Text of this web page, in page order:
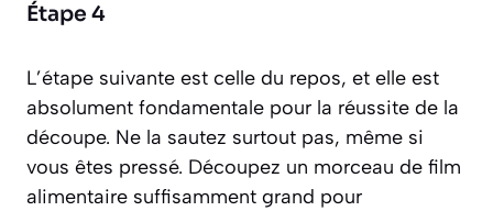
Étape 4
L’étape suivante est celle du repos, et elle est
absolument fondamentale pour la réussite de la
découpe. Ne la sautez surtout pas, même si
vous êtes pressé. Découpez un morceau de film
alimentaire suffisamment grand pour